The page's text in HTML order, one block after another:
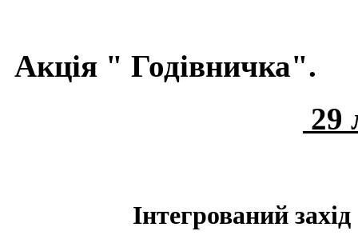
Акція " Годівничка".
29
Інтегрований